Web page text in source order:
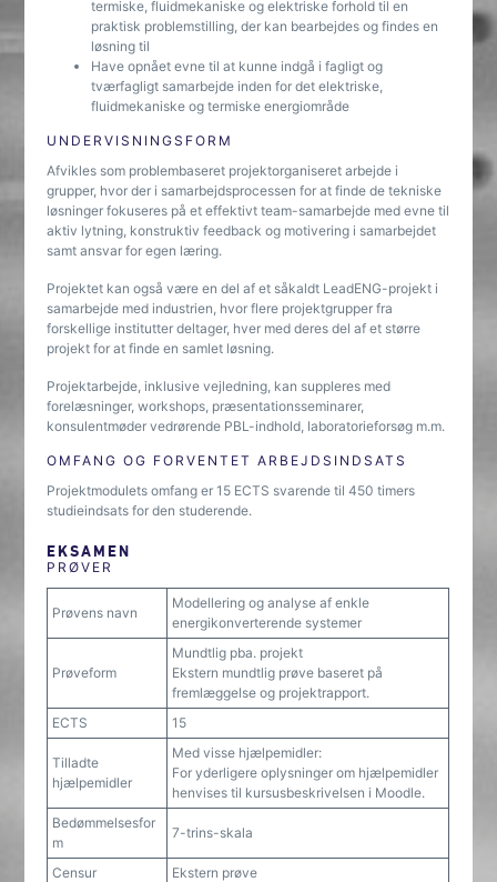
termiske, fluidmekaniske og elektriske forhold til en
praktisk problemstilling, der kan bearbejdes og findes en
løsning til
Have opnået evne til at kunne indgå i fagligt og
tværfagligt samarbejde inden for det elektriske,
fluidmekaniske og termiske energiområde
UNDERVISNINGSFORM
Afvikles som problembaseret projektorganiseret arbejde i
grupper, hvor der i samarbejdsprocessen for at finde de tekniske
løsninger fokuseres på et effektivt team-samarbejde med evne til
aktiv lytning, konstruktiv feedback og motivering i samarbejdet
samt ansvar for egen læring.
Projektet kan også være en del af et såkaldt LeadENG-projekt i
samarbejde med industrien, hvor flere projektgrupper fra
forskellige institutter deltager, hver med deres del af et større
projekt for at finde en samlet løsning.
Projektarbejde, inklusive vejledning, kan suppleres med
forelæsninger, workshops, præsentationsseminarer,
konsulentmøder vedrørende PBL-indhold, laboratorieforsøg m.m.
OMFANG OG FORVENTET ARBEJDSINDSATS
Projektmodulets omfang er 15 ECTS svarende til 450 timers
studieindsats for den studerende.
EKSAMEN
PRØVER
Prøvens navn
Modellering og analyse af enkle
energikonverterende systemer
Prøveform
Mundtlig pba. projekt
Ekstern mundtlig prøve baseret på
fremlæggelse og projektrapport.
ECTS
15
Tilladte
hjælpemidler
Med visse hjælpemidler:
For yderligere oplysninger om hjælpemidler
henvises til kursusbeskrivelsen i Moodle.
Bedømmelsesfor
m
7-trins-skala
Censur
Ekstern prøve